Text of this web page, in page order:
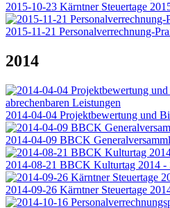
2015-10-23 Kärntner Steuertage
2015-11-21 Personalverrechnung-
2014
2014-04-04 Projektbewertung und
2014-04-09 BBCK
2014-08-21 BBCK Kulturtag 2014 -
2014-09-26 Kärntner Steuertage